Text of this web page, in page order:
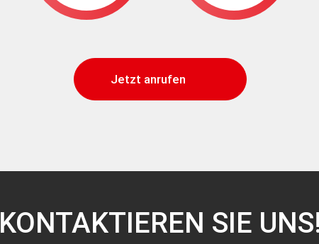
Jetzt anrufen
KONTAKTIEREN SIE